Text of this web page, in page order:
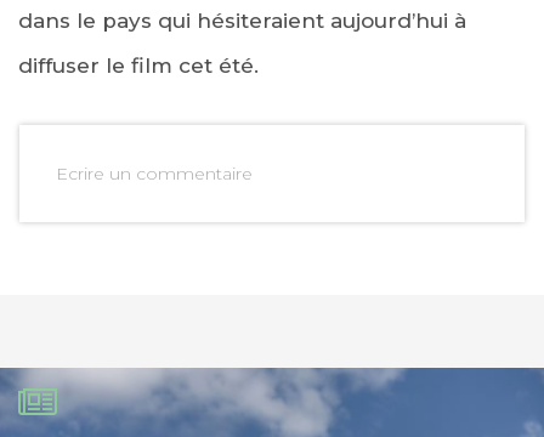
dans le pays qui hésiteraient aujourd’hui à
diffuser le film cet été.
Ecrire un commentaire